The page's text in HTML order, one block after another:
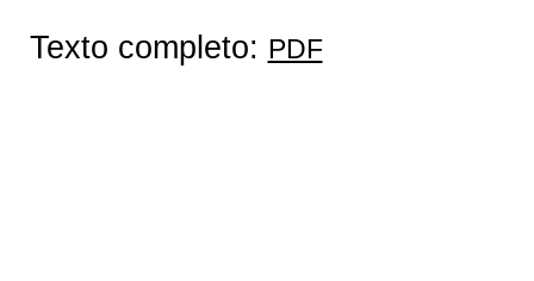
Texto completo: PDF